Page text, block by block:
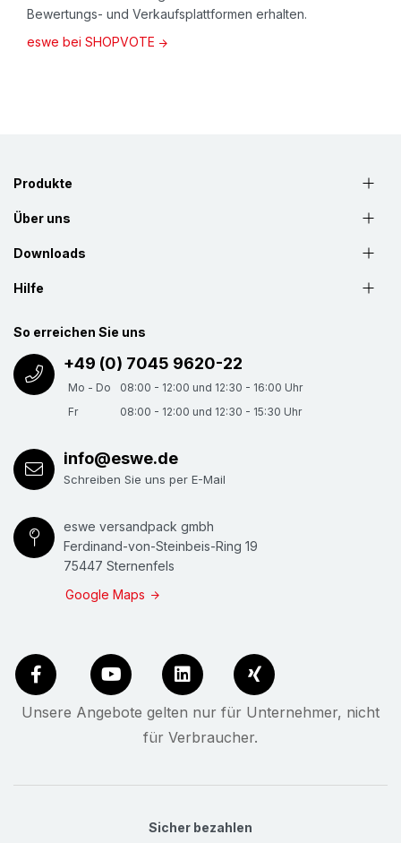
Bewertungs- und Verkaufsplattformen erhalten.
eswe bei SHOPVOTE
Produkte
Über uns
Downloads
Hilfe
So erreichen Sie uns
+49 (0) 7045 9620-22
Mo - Do
08:00 - 12:00 und 12:30 - 16:00 Uhr
Fr
08:00 - 12:00 und 12:30 - 15:30 Uhr
info@eswe.de
Schreiben Sie uns per E-Mail
eswe versandpack gmbh
Ferdinand-von-Steinbeis-Ring 19
75447 Sternenfels
Google Maps
Unsere Angebote gelten nur für Unternehmer, nicht
für Verbraucher.
Sicher bezahlen